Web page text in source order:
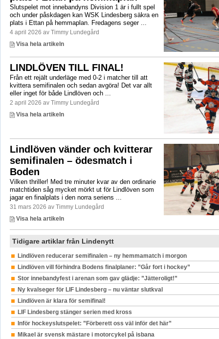
Slutspelet mot innebandyns Division 1 är i fullt spel
och under påskdagen kan WSK Lindesberg säkra en
plats i Ettan på hemmaplan. Fredagens seger ...
4 april 2026 av Timmy Lundegård
Visa hela artikeln
LINDLÖVEN TILL FINAL!
Från ett rejält underläge med 0-2 i matcher till att
kvittera semifinalen och sedan avgöra! Det var allt
eller inget för både Lindlöven och ...
2 april 2026 av Timmy Lundegård
Visa hela artikeln
Lindlöven vänder och kvitterar
semifinalen – ödesmatch i
Boden
Vilken thriller! Med tre minuter kvar av den ordinarie
matchtiden såg mycket mörkt ut för Lindlöven som
jagar en finalplats i den norra seriens ...
31 mars 2026 av Timmy Lundegård
Visa hela artikeln
Tidigare artiklar från Lindenytt
Lindlöven reducerar semifinalen – ny hemmamatch i morgon
Lindlöven vill förhindra Bodens finalplaner: ”Går fort i hockey”
Stor innebandyfest i arenan som gav glädje: ”Jätteroligt!”
Ny kvalseger för LIF Lindesberg – nu väntar slutkval
Lindlöven är klara för semifinal!
LIF Lindesberg stänger serien med kross
Inför hockeyslutspelet: ”Förberett oss väl inför det här”
Mikael är svensk mästare i motorcykel på isbana